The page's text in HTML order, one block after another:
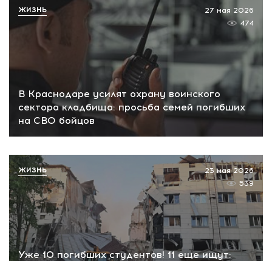
В Краснодаре усилят охрану воинского
сектора кладбища: просьба семей погибших
на СВО бойцов
27 мая 2026
474
ЖИЗНЬ
Уже 10 погибших студентов! 11 еще ищут:
23 мая 2026
539
ЖИЗНЬ